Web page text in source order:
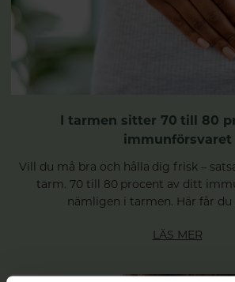
I tarmen sitter 70 till 80
immunförsvaret
Vill du må bra och hålla dig frisk –
tarm. 70 till 80 procent av ditt
nämligen i tarmen. Här får du
LÄS MER